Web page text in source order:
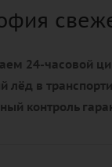
24-часовой
лёд в
контроль